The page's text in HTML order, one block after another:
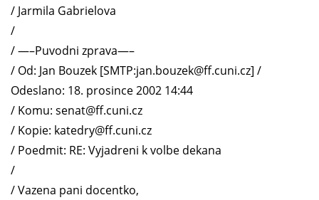
/ Jarmila Gabrielova
/
/ —–Puvodni zprava—–
/ Od: Jan Bouzek [SMTP:jan.bouzek@ff.cuni.cz] /
Odeslano: 18. prosince 2002 14:44
/ Komu: senat@ff.cuni.cz
/ Kopie: katedry@ff.cuni.cz
/ Poedmit: RE: Vyjadreni k volbe dekana
/
/ Vazena pani docentko,